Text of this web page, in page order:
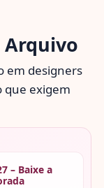
Arquivo
em designers
que exigem
– Baixe a